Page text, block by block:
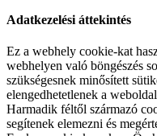
Adatkezelési áttekintés
Ez a webhely cookie-kat
webhelyen való böngészés
szükségesnek minősített
elengedhetetlenek a
Harmadik féltől származó
segítenek elemezni és